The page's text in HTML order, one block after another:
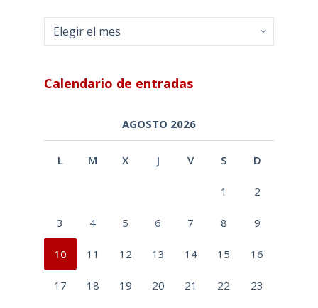
Archivos
Calendario de entradas
AGOSTO 2026
L M X J V S D
1 2
3 4 5 6 7 8 9
10 11 12 13 14 15 16
17 18 19 20 21 22 23